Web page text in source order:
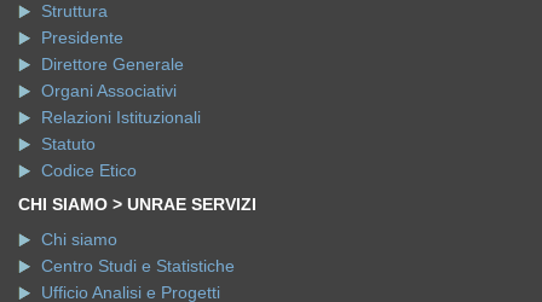
Struttura
Presidente
Direttore Generale
Organi Associativi
Relazioni Istituzionali
Statuto
Codice Etico
CHI SIAMO > UNRAE SERVIZI
Chi siamo
Centro Studi e Statistiche
Ufficio Analisi e Progetti